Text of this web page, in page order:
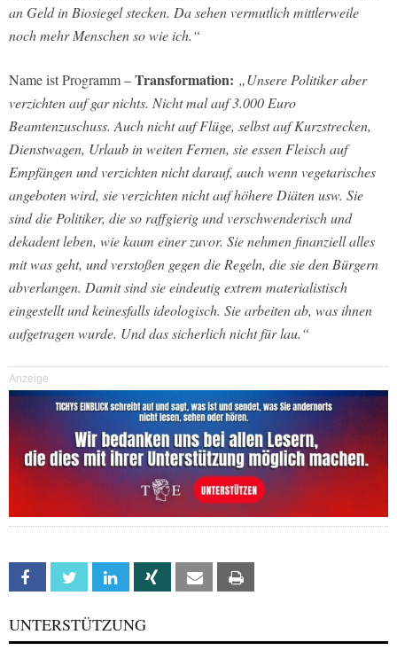
an Geld in Biosiegel stecken. Da sehen vermutlich mittlerweile
noch mehr Menschen so wie ich.“
Name ist Programm –Transformation: „Unsere Politiker aber
verzichten auf gar nichts. Nicht mal auf 3.000 Euro
Beamtenzuschuss. Auch nicht auf Flüge, selbst auf Kurzstrecken,
Dienstwagen, Urlaub in weiten Fernen, sie essen Fleisch auf
Empfängen und verzichten nicht darauf, auch wenn vegetarisches
angeboten wird, sie verzichten nicht auf höhere Diäten usw. Sie
sind die Politiker, die so raffgierig und verschwenderisch und
dekadent leben, wie kaum einer zuvor. Sie nehmen finanziell alles
mit was geht, und verstoßen gegen die Regeln, die sie den Bürgern
abverlangen. Damit sind sie eindeutig extrem materialistisch
eingestellt und keinesfalls ideologisch. Sie arbeiten ab, was ihnen
aufgetragen wurde. Und das sicherlich nicht für lau.“
Anzeige
Facebook Twitter Linkedin Xing Email
UNTERSTÜTZUNG